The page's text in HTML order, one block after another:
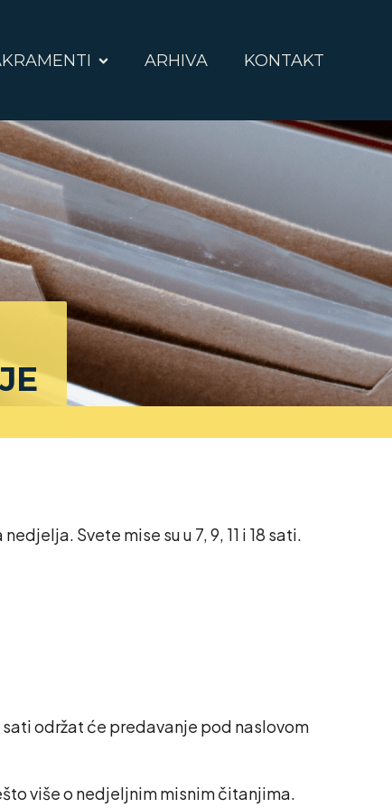
ARHIVA KONTAKT
Svete mise su u 7, 9, 11 i 18 sati.
održat će predavanje pod naslovom
više o nedjeljnim misnim čitanjima.